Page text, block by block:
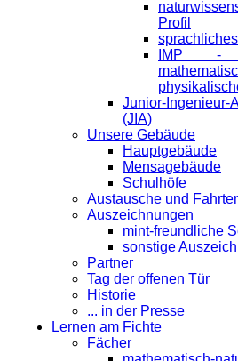
Profil
sprachliches
IMP -
Junior-Ingenieur-
(JIA)
Unsere Gebäude
Hauptgebäude
Mensagebäude
Schulhöfe
Austausche und
Auszeichnungen
mint-freundliche
sonstige
Partner
Tag der offenen Tür
Historie
... in der Presse
Lernen am Fichte
Fächer